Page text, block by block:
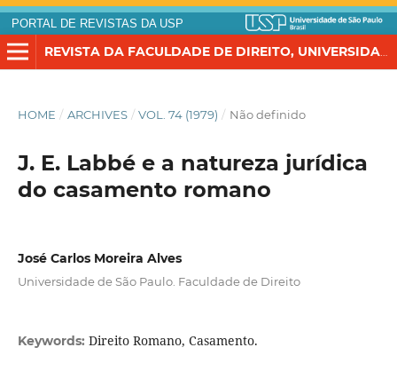
PORTAL DE REVISTAS DA USP
REVISTA DA FACULDADE DE DIREITO, UNIVERSIDADE DE SÃO PAULO
HOME / ARCHIVES / VOL. 74 (1979) / Não definido
J. E. Labbé e a natureza jurídica
do casamento romano
José Carlos Moreira Alves
Universidade de São Paulo. Faculdade de Direito
Keywords: Direito Romano, Casamento.